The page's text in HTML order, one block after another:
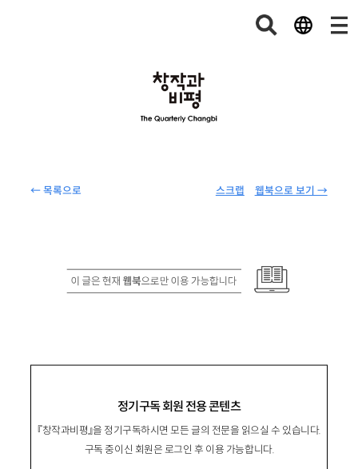
← 목록으로 웹북으로 보기 →
스크랩
정기구독 회원 전용 콘텐츠
『창작과비평』을 정기구독하시면 모든 글의 전문을 읽으실 수 있습니다.
구독 중이신 회원은 로그인 후 이용 가능합니다.